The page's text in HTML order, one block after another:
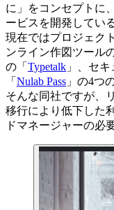
に」をコンセプトに
ービスを開発してい
現在ではプロジェク
ンライン作図ツール
の「 Typetalk 」、セ
「 Nulab Pass 」の4つ
そんな同社ですが、
移行により低下した
ドマネージャーの必